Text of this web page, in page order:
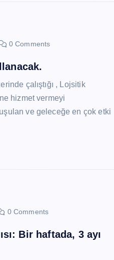
0 Comments
çalıştığı , Lojsitik
hizmet vermeyi
ve geleceğe en çok etki
0 Comments
Bir haftada, 3 ayı